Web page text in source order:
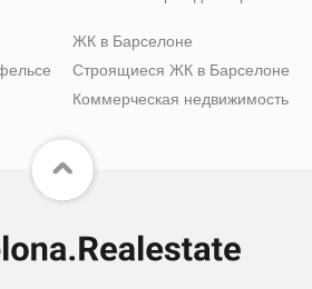
ЖК в Барселоне
Строящиеся ЖК в Барселоне
Коммерческая недвижимость